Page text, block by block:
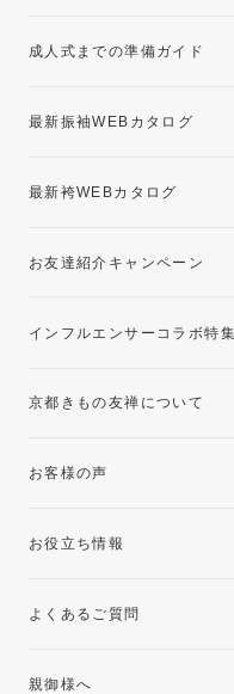
成人式までの準備ガイド
最新振袖WEBカタログ
最新袴WEBカタログ
お友達紹介キャンペーン
インフルエンサーコラボ特集
京都きもの友禅について
お客様の声
お役立ち情報
よくあるご質問
親御様へ